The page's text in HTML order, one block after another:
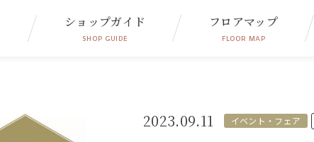
ショップガイド
SHOP GUIDE
フロアマップ
FLOOR MAP
2023.09.11 イベント・フェア